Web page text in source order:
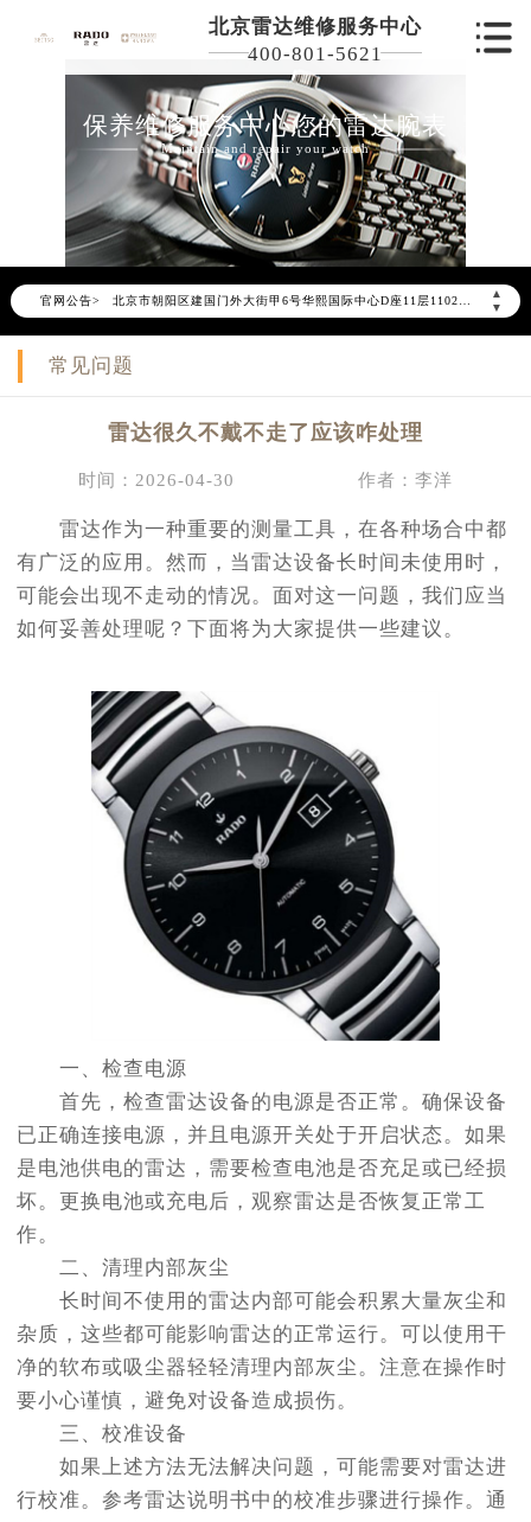
北京雷达维修服务中心
400-801-5621
保养维修服务中心您的雷达腕表
Maintain and repair your watch
官网公告>
▲
▼
2026年6月雷达北京市售后服务网络优化升级公告
2026年6月北京市雷达官方售后客户服务热线：400-801-5621
2026年6月雷达售后服务中心最新网点地址：
北京市朝阳区建国门外大街甲6号华熙国际中心写字楼D座11层1102室（需提前预约）
北京市东城区东长安街1号王府井东方广场W3座6层602室雷达售后服务中心（需提前预约）
节假日正常营业！
常见问题
雷达很久不戴不走了应该咋处理
时间：2026-04-30 作者：李洋
雷达作为一种重要的测量工具，在各种场合中都
有广泛的应用。然而，当雷达设备长时间未使用时，
可能会出现不走动的情况。面对这一问题，我们应当
如何妥善处理呢？下面将为大家提供一些建议。
一、检查电源
首先，检查雷达设备的电源是否正常。确保设备
已正确连接电源，并且电源开关处于开启状态。如果
是电池供电的雷达，需要检查电池是否充足或已经损
坏。更换电池或充电后，观察雷达是否恢复正常工
作。
二、清理内部灰尘
长时间不使用的雷达内部可能会积累大量灰尘和
杂质，这些都可能影响雷达的正常运行。可以使用干
净的软布或吸尘器轻轻清理内部灰尘。注意在操作时
要小心谨慎，避免对设备造成损伤。
三、校准设备
如果上述方法无法解决问题，可能需要对雷达进
行校准。参考雷达说明书中的校准步骤进行操作。通